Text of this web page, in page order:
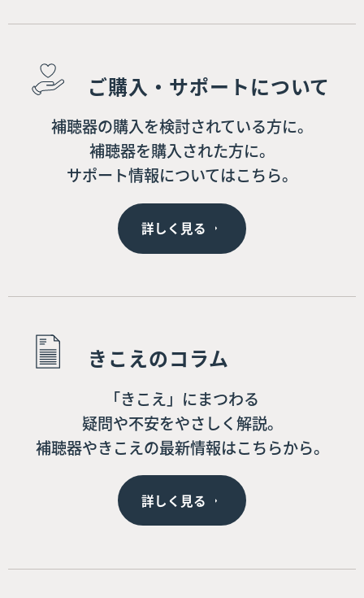
ご購入・サポートについて
補聴器の購入を検討されている方に。
補聴器を購入された方に。
サポート情報についてはこちら。
詳しく見る
きこえのコラム
「きこえ」にまつわる
疑問や不安をやさしく解説。
補聴器やきこえの最新情報はこちらから。
詳しく見る